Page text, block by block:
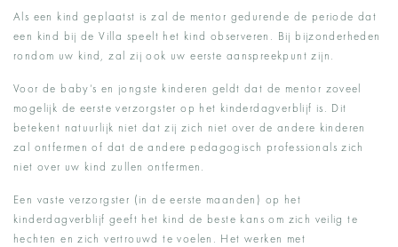
Als een kind geplaatst is zal de mentor gedurende de periode dat
een kind bij de Villa speelt het kind observeren. Bij bijzonderheden
rondom uw kind, zal zij ook uw eerste aanspreekpunt zijn.
Voor de baby’s en jongste kinderen geldt dat de mentor zoveel
mogelijk de eerste verzorgster op het kinderdagverblijf is. Dit
betekent natuurlijk niet dat zij zich niet over de andere kinderen
zal ontfermen of dat de andere pedagogisch professionals zich
niet over uw kind zullen ontfermen.
Een vaste verzorgster (in de eerste maanden) op het
kinderdagverblijf geeft het kind de beste kans om zich veilig te
hechten en zich vertrouwd te voelen. Het werken met